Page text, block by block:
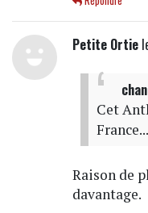
Petite Ortie
Cet
Raison de
davantage.